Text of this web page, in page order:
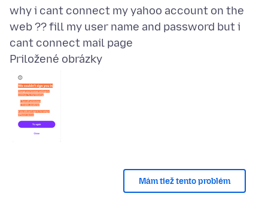
why i cant connect my yahoo account on the
web ?? fill my user name and password but i
Priložené obrázky
Mám tiež tento problém